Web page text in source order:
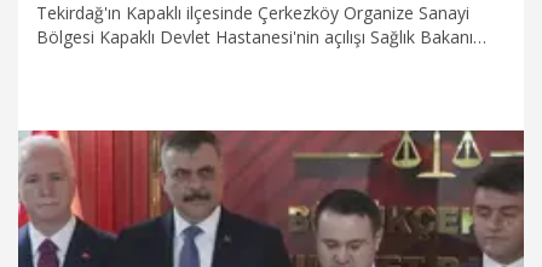
Tekirdağ'ın Kapaklı ilçesinde Çerkezköy Organize Sanayi
Bölgesi Kapaklı Devlet Hastanesi'nin açılışı Sağlık Bakanı
8.08.2026 Sağlık-Yaşam